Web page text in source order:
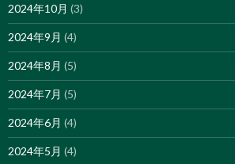
2024年10月 (3)
2024年9月 (4)
2024年8月 (5)
2024年7月 (5)
2024年6月 (4)
2024年5月 (4)